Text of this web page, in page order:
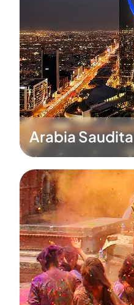
Arabia Saudita